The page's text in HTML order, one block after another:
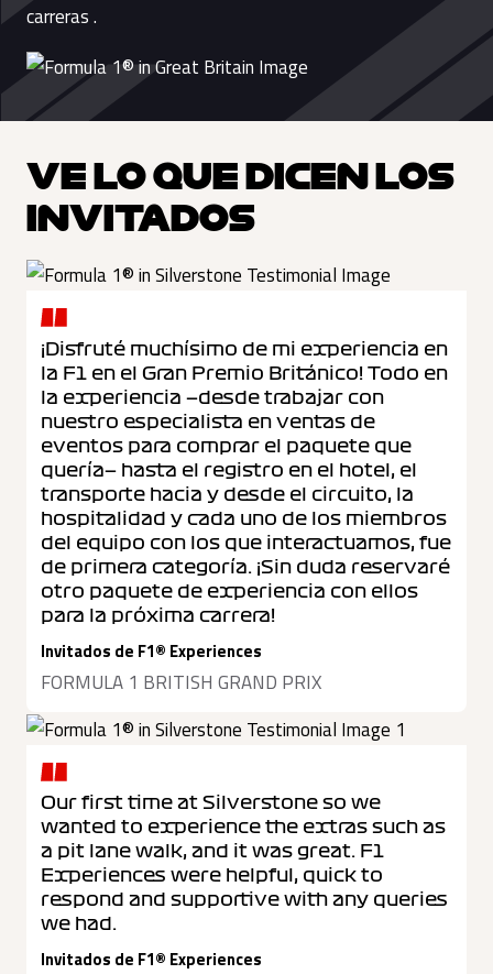
carreras .
VE LO QUE DICEN LOS
INVITADOS
¡Disfruté muchísimo de mi experiencia en
la F1 en el Gran Premio Británico! Todo en
la experiencia —desde trabajar con
nuestro especialista en ventas de
eventos para comprar el paquete que
quería— hasta el registro en el hotel, el
transporte hacia y desde el circuito, la
hospitalidad y cada uno de los miembros
del equipo con los que interactuamos, fue
de primera categoría. ¡Sin duda reservaré
otro paquete de experiencia con ellos
para la próxima carrera!
Invitados de F1® Experiences
FORMULA 1 BRITISH GRAND PRIX
Our first time at Silverstone so we
wanted to experience the extras such as
a pit lane walk, and it was great. F1
Experiences were helpful, quick to
respond and supportive with any queries
we had.
Invitados de F1® Experiences